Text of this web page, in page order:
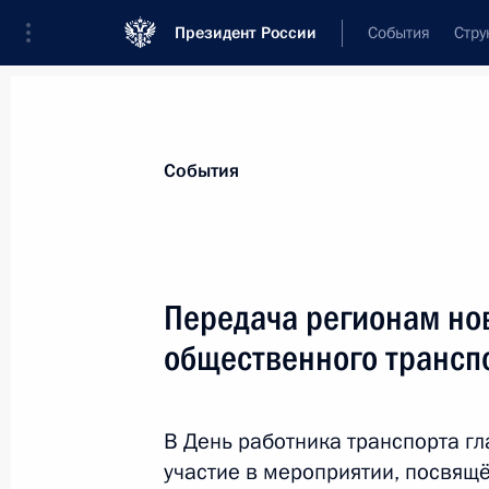
Президент России События
Федерации
События
Передача регионам
общественного
В День работника транспорта
участие в мероприятии,